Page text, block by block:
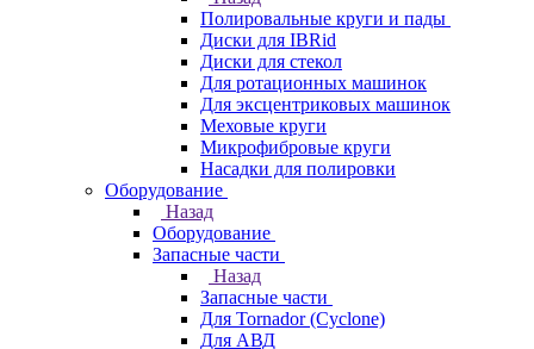
Полировальные круги и пады
Диски для IBRid
Диски для стекол
Для ротационных машинок
Для эксцентриковых машинок
Меховые круги
Микрофибровые круги
Насадки для полировки
Оборудование
Назад
Оборудование
Запасные части
Назад
Запасные части
Для Tornador (Cyclone)
Для АВД